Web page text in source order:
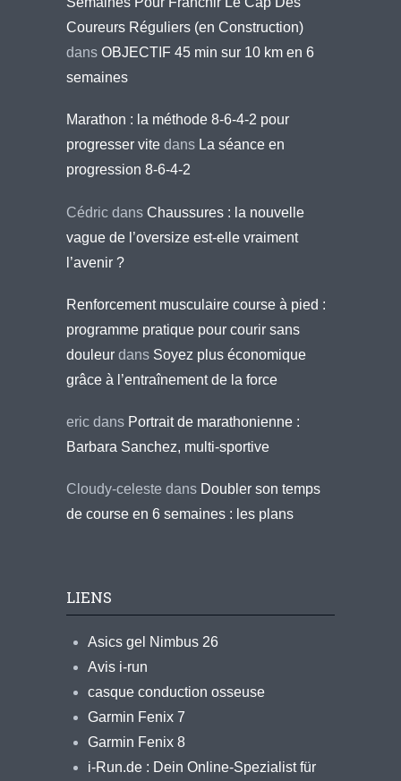
Coureurs Réguliers (en Construction)
dans OBJECTIF 45 min sur 10 km en 6
semaines
Marathon : la méthode 8-6-4-2 pour
progresser vite dans La séance en
progression 8-6-4-2
Cédric dans Chaussures : la nouvelle
vague de l’oversize est-elle vraiment
l’avenir ?
Renforcement musculaire course à pied :
programme pratique pour courir sans
douleur dans Soyez plus économique
grâce à l’entraînement de la force
eric dans Portrait de marathonienne :
Barbara Sanchez, multi-sportive
Cloudy-celeste dans Doubler son temps
de course en 6 semaines : les plans
LIENS
Asics gel Nimbus 26
Avis i-run
casque conduction osseuse
Garmin Fenix 7
Garmin Fenix 8
i-Run.de : Dein Online-Spezialist für